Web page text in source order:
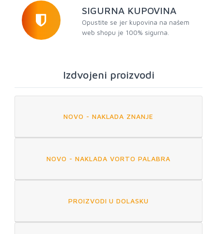
SIGURNA KUPOVINA
Opustite se jer kupovina na našem
web shopu je 100% sigurna.
Izdvojeni proizvodi
NOVO - NAKLADA ZNANJE
NOVO - NAKLADA VORTO PALABRA
PROIZVODI U DOLASKU